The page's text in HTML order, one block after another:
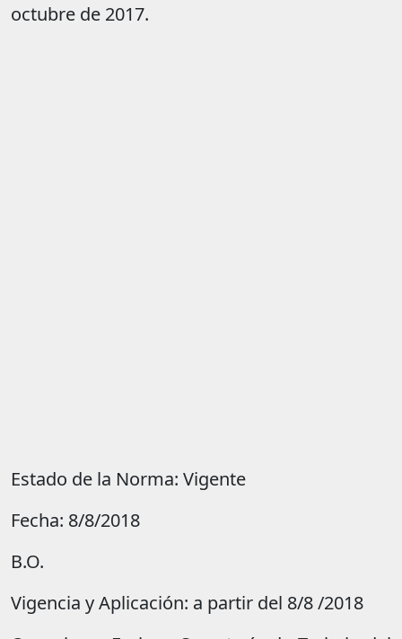
octubre de 2017.
Estado de la Norma: Vigente
Fecha: 8/8/2018
B.O.
Vigencia y Aplicación: a partir del 8/8 /2018